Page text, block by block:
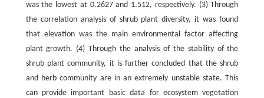
was the lowest at 0.2627 and 1.512, respectively. (3) Through
the correlation analysis of shrub plant diversity, it was found
that elevation was the main environmental factor affecting
plant growth. (4) Through the analysis of the stability of the
shrub plant community, it is further concluded that the shrub
and herb community are in an extremely unstable state. This
can provide important basic data for ecosystem vegetation